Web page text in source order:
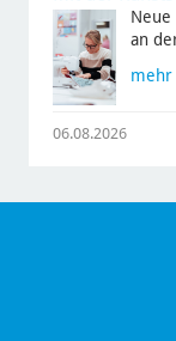
Neue
an
mehr
06.08.2026